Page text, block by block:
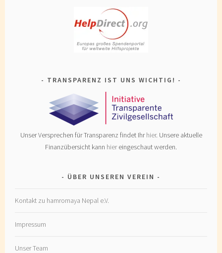
TRANSPARENZ IST UNS WICHTIG!
Unser Versprechen für Transparenz findet Ihrhier. Unsere aktuelle
Finanzübersicht kann hiereingeschaut werden.
ÜBER UNSEREN VEREIN
Kontakt zu hamromaya Nepal e.V.
Impressum
Unser Team